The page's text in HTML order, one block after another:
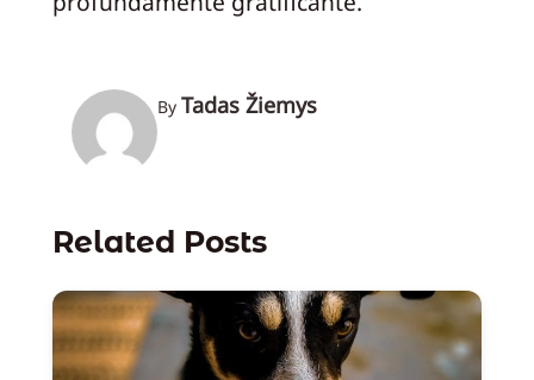
By Tadas Žiemys
Related Posts